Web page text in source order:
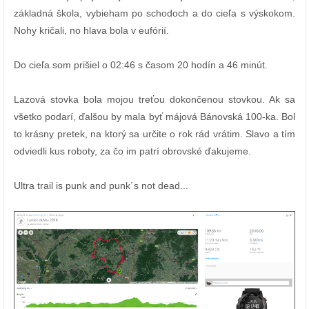
základná škola, vybieham po schodoch a do cieľa s výskokom.
Nohy kričali, no hlava bola v eufórií.
Do cieľa som prišiel o 02:46 s časom 20 hodín a 46 minút.
Lazová stovka bola mojou treťou dokončenou stovkou. Ak sa
všetko podarí, ďalšou by mala byť májová Bánovská 100-ka. Bol
to krásny pretek, na ktorý sa určite o rok rád vrátim. Slavo a tím
odviedli kus roboty, za čo im patrí obrovské ďakujeme.
Ultra trail is punk and punk´s not dead...